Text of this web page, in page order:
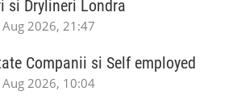
si Drylineri Londra
2026, 21:47
Companii si Self employed
2026, 10:04